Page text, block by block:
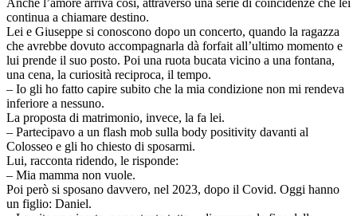
Anche l’amore arriva così, attraverso una serie di coincidenze che lei
continua a chiamare destino.
Lei e Giuseppe si conoscono dopo un concerto, quando la ragazza
che avrebbe dovuto accompagnarla dà forfait all’ultimo momento e
lui prende il suo posto. Poi una ruota bucata vicino a una fontana,
una cena, la curiosità reciproca, il tempo.
– Io gli ho fatto capire subito che la mia condizione non mi rendeva
inferiore a nessuno.
La proposta di matrimonio, invece, la fa lei.
– Partecipavo a un flash mob sulla body positivity davanti al
Colosseo e gli ho chiesto di sposarmi.
Lui, racconta ridendo, le risponde:
– Mia mamma non vuole.
Poi però si sposano davvero, nel 2023, dopo il Covid. Oggi hanno
un figlio: Daniel.